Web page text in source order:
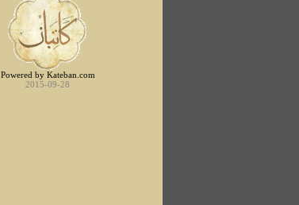
Powered by Kateban.com
2015-09-28